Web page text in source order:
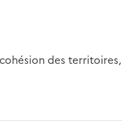
des territoires,